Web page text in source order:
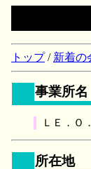
トップ/ 新着の
事業所名
ＬＥ．Ｏ
所在地